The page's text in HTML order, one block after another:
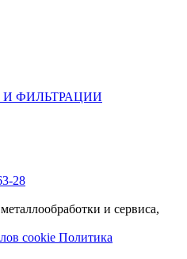
ФИЛЬТРАЦИИ
28
и сервиса,
cookie Политика